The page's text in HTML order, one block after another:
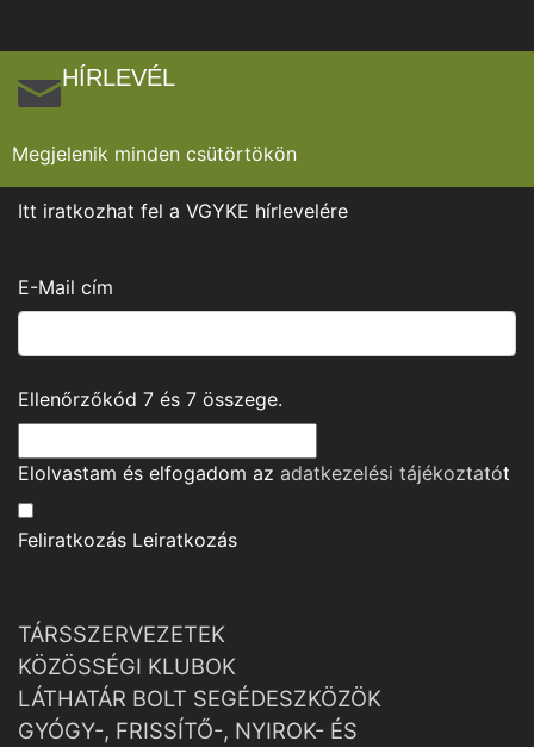
HÍRLEVÉL
Megjelenik minden csütörtökön
Itt iratkozhat fel a VGYKE hírlevelére
E-Mail cím
Ellenőrzőkód 7 és 7 összege.
Elolvastam és elfogadom az adatkezelési tájékoztatót
Feliratkozás Leiratkozás
TÁRSSZERVEZETEK
KÖZÖSSÉGI KLUBOK
LÁTHATÁR BOLT SEGÉDESZKÖZÖK
GYÓGY-, FRISSÍTŐ-, NYIROK- ÉS